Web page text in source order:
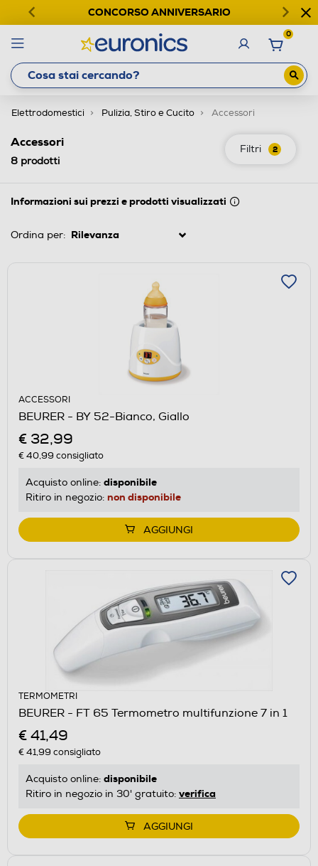
CONCORSO ANNIVERSARIO
0
Elettrodomestici Pulizia, Stiro e Cucito Accessori
Filtri 2
Accessori
8 prodotti
Informazioni sui prezzi e prodotti visualizzati
Ordina per:
ACCESSORI
BEURER - BY 52-Bianco, Giallo
€ 32,99
€ 40,99 consigliato
Acquisto online: disponibile
Ritiro in negozio: non disponibile
AGGIUNGI
TERMOMETRI
BEURER - FT 65 Termometro multifunzione 7 in 1
€ 41,49
€ 41,99 consigliato
Acquisto online: disponibile
Ritiro in negozio in 30' gratuito: verifica
AGGIUNGI